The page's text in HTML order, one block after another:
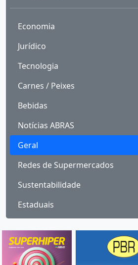
Economia
Jurídico
Tecnologia
Carnes / Peixes
Bebidas
Notícias ABRAS
Geral
Redes de Supermercados
Sustentabilidade
Estaduais